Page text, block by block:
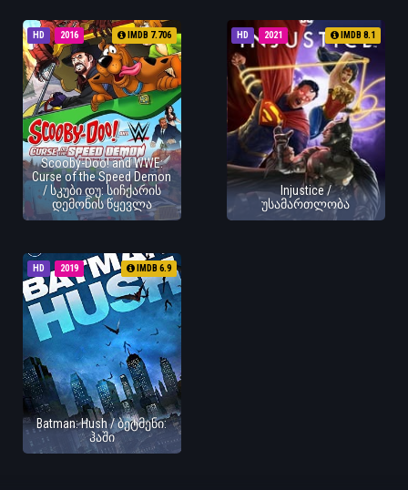
HD 2016 IMDB 7.706
Scooby-Doo! and WWE:
Curse of the Speed Demon
/ სკუბი დუ: სიჩქარის
დემონის წყევლა
HD 2021 IMDB 8.1
Injustice /
უსამართლობა
HD 2019 IMDB 6.9
Batman: Hush / ბეტმენი:
ჰაში